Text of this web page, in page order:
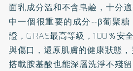
面乳成分溫和不含皂鹼，十分
中一個很重要的成分--β葡聚
證，GRAS最高等級，100％安
與傷口，還原肌膚的健康狀態
搭載胺基酸也能深層洗淨不殘